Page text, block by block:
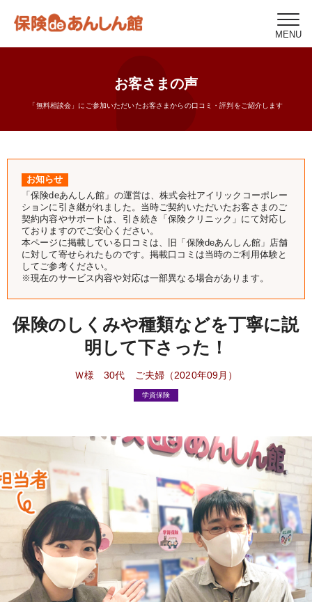
MENU
お客さまの声
「無料相談会」にご参加いただいたお客さまからの口コミ・評判をご紹介します
お知らせ
「保険deあんしん館」の運営は、株式会社アイリックコーポレー
ションに引き継がれました。当時ご契約いただいたお客さまのご
契約内容やサポートは、引き続き「保険クリニック」にて対応し
ておりますのでご安心ください。
本ページに掲載している口コミは、旧「保険deあんしん館」店舗
に対して寄せられたものです。掲載口コミは当時のご利用体験と
してご参考ください。
※現在のサービス内容や対応は一部異なる場合があります。
保険のしくみや種類などを丁寧に説
明して下さった！
Ｗ様 30代 ご夫婦（2020年09月）
学資保険